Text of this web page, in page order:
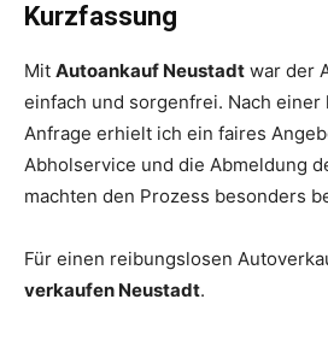
Kurzfassung
Mit Autoankauf Neustadt war der
einfach und sorgenfrei. Nach einer
Anfrage erhielt ich ein faires
Abholservice und die Abmeldung
machten den Prozess besonders
Für einen reibungslosen
verkaufen Neustadt.